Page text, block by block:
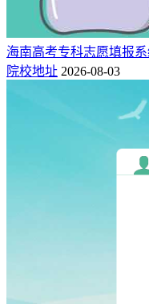
海南高考专科志愿填报
院校地址 2026-08-03